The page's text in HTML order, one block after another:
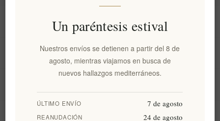
Información
Mi cuenta
Un paréntesis estival
Nuestros envíos se detienen a partir del 8 de
agosto, mientras viajamos en busca de
nuevos hallazgos mediterráneos.
ÚLTIMO ENVÍO 7 de agosto
REANUDACIÓN 24 de agosto